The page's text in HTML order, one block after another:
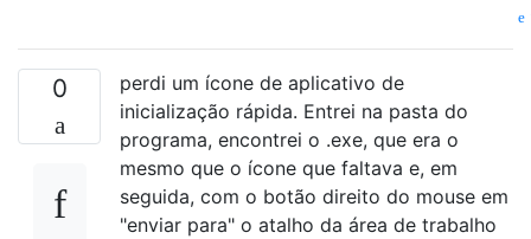
0
perdi um ícone de aplicativo de
inicialização rápida. Entrei na pasta do
programa, encontrei o .exe, que era o
mesmo que o ícone que faltava e, em
seguida, com o botão direito do mouse em
"enviar para" o atalho da área de trabalho